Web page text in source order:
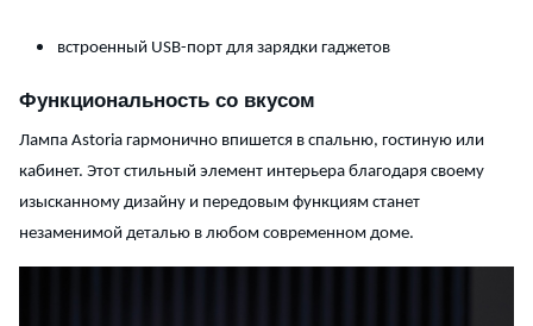
встроенный USB-порт для зарядки гаджетов
Функциональность со вкусом
Лампа Astoria гармонично впишется в спальню, гостиную или
кабинет. Этот стильный элемент интерьера благодаря своему
изысканному дизайну и передовым функциям станет
незаменимой деталью в любом современном доме.